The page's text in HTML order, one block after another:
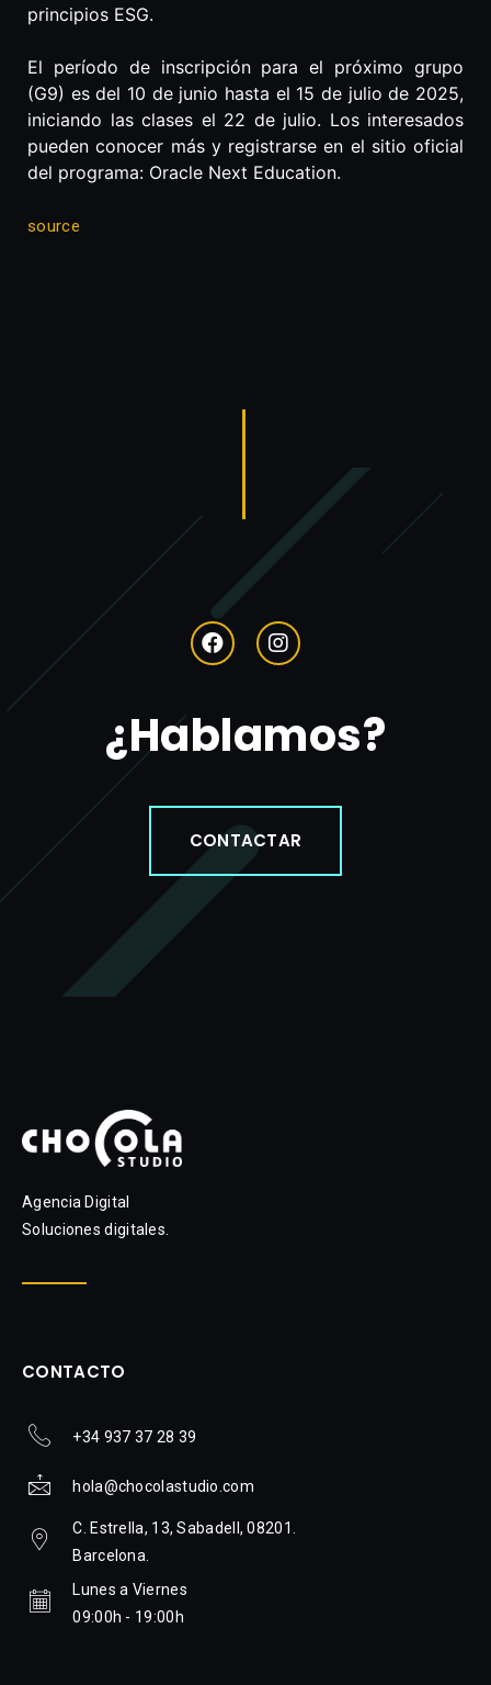
principios ESG.
El período de inscripción para el próximo grupo
(G9) es del 10 de junio hasta el 15 de julio de 2025,
iniciando las clases el 22 de julio. Los interesados
pueden conocer más y registrarse en el sitio oficial
del programa: Oracle Next Education.
source
¿Hablamos?
CONTACTAR
Agencia Digital
Soluciones digitales.
CONTACTO
+34 937 37 28 39
hola@chocolastudio.com
C. Estrella, 13, Sabadell, 08201.
Barcelona.
Lunes a Viernes
09:00h - 19:00h